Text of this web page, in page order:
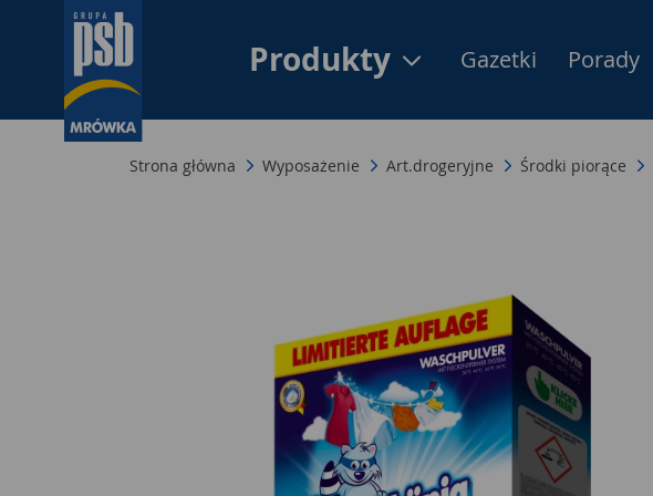
Produkty Gazetki Porady
Strona główna Wyposażenie Art.drogeryjne Środki piorące